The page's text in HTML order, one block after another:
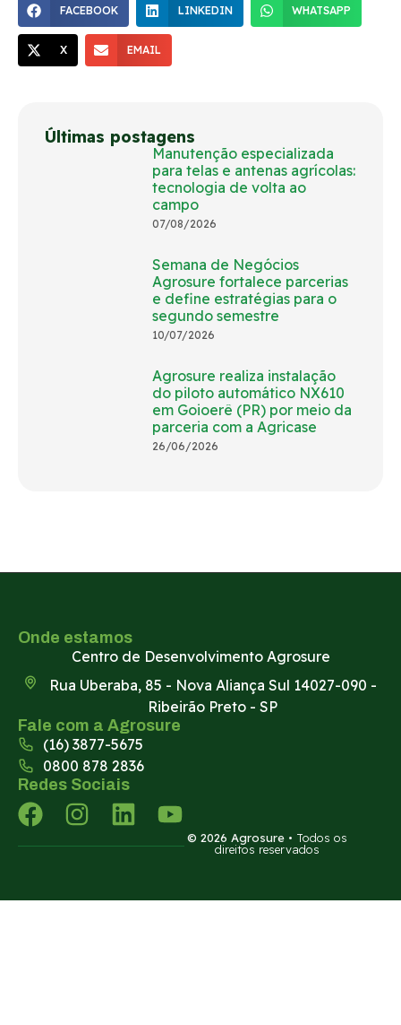
Últimas postagens
Manutenção especializada
para telas e antenas agrícolas:
tecnologia de volta ao
campo
07/08/2026
Semana de Negócios
Agrosure fortalece parcerias
e define estratégias para o
segundo semestre
10/07/2026
Agrosure realiza instalação
do piloto automático NX610
em Goioerê (PR) por meio da
parceria com a Agricase
26/06/2026
FACEBOOK LINKEDIN WHATSAPP
X EMAIL
Onde estamos
Centro de Desenvolvimento Agrosure
Rua Uberaba, 85 - Nova Aliança Sul 14027-090 -
Ribeirão Preto - SP
Fale com a Agrosure
(16) 3877-5675
0800 878 2836
Redes Sociais
© 2026 Agrosure • Todos os
direitos reservados